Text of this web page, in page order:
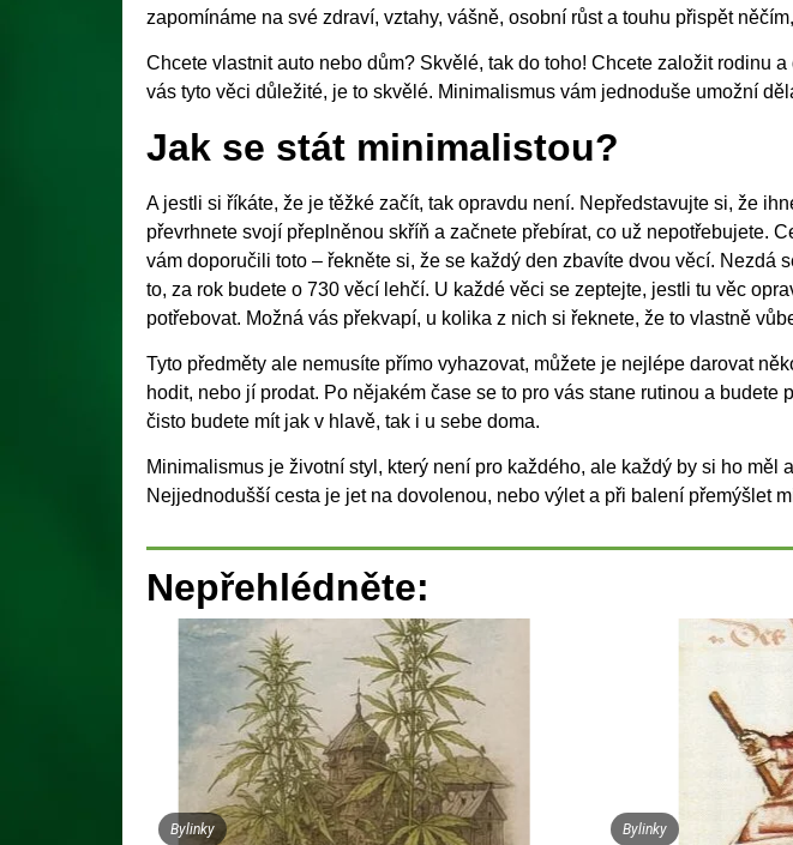
zapomínáme na své zdraví, vztahy, vášně, osobní růst a touhu přispět
Chcete vlastnit auto nebo dům? Skvělé, tak do toho! Chcete založit rodinu
vás tyto věci důležité, je to skvělé. Minimalismus vám jednoduše umožní
Jak se stát minimalistou?
A jestli si říkáte, že je těžké začít, tak opravdu není. Nepředstavujte si, že
převrhnete svojí přeplněnou skříň a začnete přebírat, co už nepotřebujete.
vám doporučili toto – řekněte si, že se každý den zbavíte dvou věcí. Nezdá
to, za rok budete o 730 věcí lehčí. U každé věci se zeptejte, jestli tu věc
potřebovat. Možná vás překvapí, u kolika z nich si řeknete, že to vlastně
Tyto předměty ale nemusíte přímo vyhazovat, můžete je nejlépe darovat
hodit, nebo jí prodat. Po nějakém čase se to pro vás stane rutinou a budete
čisto budete mít jak v hlavě, tak i u sebe doma.
Minimalismus je životní styl, který není pro každého, ale každý by si ho měl
Nejjednodušší cesta je jet na dovolenou, nebo výlet a při balení přemýšlet
Nepřehlédněte:
Bylinky Bylinky